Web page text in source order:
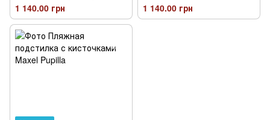
1 140.00 грн 1 140.00 грн